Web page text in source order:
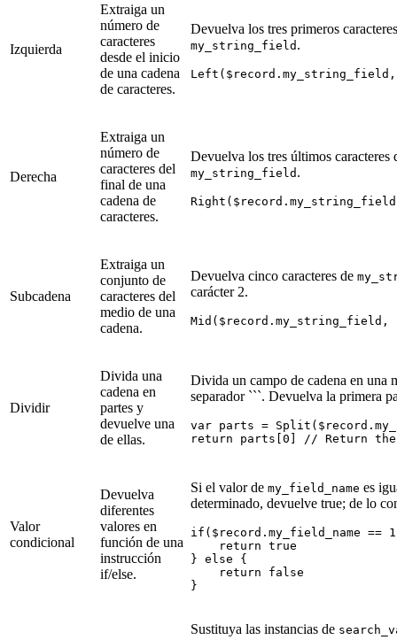
Izquierda
Extraiga un
número de
caracteres
desde el inicio
de una cadena
de caracteres.
Devuelva los tres primeros
my_string_field .
Derecha
Extraiga un
número de
caracteres del
final de una
cadena de
caracteres.
Devuelva los tres últimos caracteres
my_string_field .
Subcadena
Extraiga un
conjunto de
caracteres del
medio de una
cadena.
Devuelva cinco caracteres de
carácter 2.
Dividir
Divida una
cadena en
partes y
devuelve una
de ellas.
Divida un campo de cadena en una
separador ```. Devuelva la primera
var parts =
Valor
condicional
Devuelva
diferentes
valores en
función de una
instrucción
if/else.
Si el valor de my_field_name es
determinado, devuelve true; de lo
if($record.my_field_name ==
    return true
} else {
    return false
Sustituya las instancias de